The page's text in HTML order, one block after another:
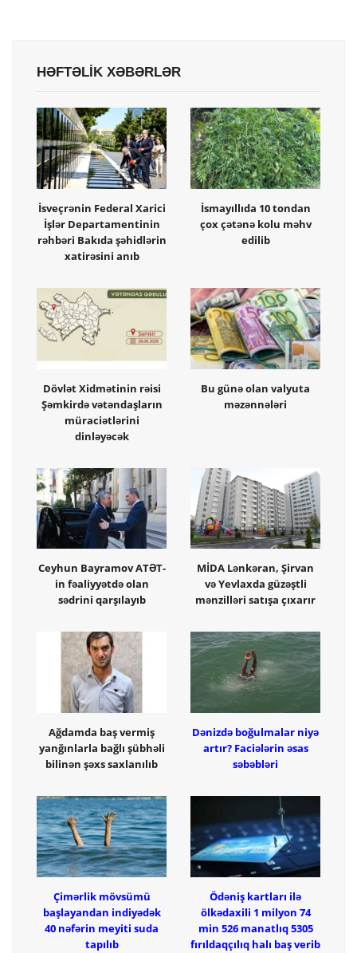
HƏFTƏLİK XƏBƏRLƏR
İsveçrənin Federal Xarici
İşlər Departamentinin
rəhbəri Bakıda şəhidlərin
xatirəsini anıb
İsmayıllıda 10 tondan
çox çətənə kolu məhv
edilib
Dövlət Xidmətinin rəisi
Şəmkirdə vətəndaşların
müraciətlərini
dinləyəcək
Bu günə olan valyuta
məzənnələri
Ceyhun Bayramov ATƏT-
in fəaliyyətdə olan
sədrini qarşılayıb
MİDA Lənkəran, Şirvan
və Yevlaxda güzəştli
mənzilləri satışa çıxarır
Ağdamda baş vermiş
yanğınlarla bağlı şübhəli
bilinən şəxs saxlanılıb
Dənizdə boğulmalar niyə
artır? Faciələrin əsas
səbəbləri
Çimərlik mövsümü
başlayandan indiyədək
40 nəfərin meyiti suda
tapılıb
Ödəniş kartları ilə
ölkədaxili 1 milyon 74
min 526 manatlıq 5305
fırıldaqçılıq halı baş verib